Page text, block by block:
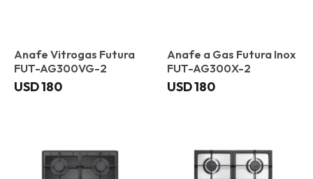
Anafe Vitrogas Futura
FUT-AG300VG-2
USD180
Anafe a Gas Futura Inox
FUT-AG300X-2
USD180